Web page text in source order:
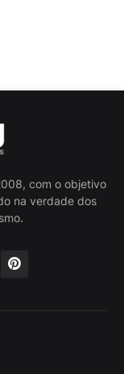
com o objetivo
na verdade dos